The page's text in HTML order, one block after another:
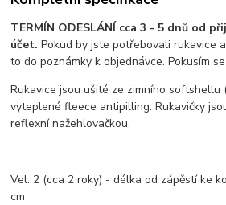
TERMÍN ODESLÁNÍ cca 3 - 5 dnů od
účet.Pokud by jste potřebovali rukavice
to do poznámky k objednávce. Pokusím
Rukavice jsou ušité ze zimního softshellu
vyteplené fleece antipilling. Rukavičky
reflexní nažehlovačkou.
Vel. 2 (cca 2 roky) - délka od zápěstí ke
cm